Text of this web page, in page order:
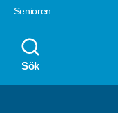
Senioren
Sök